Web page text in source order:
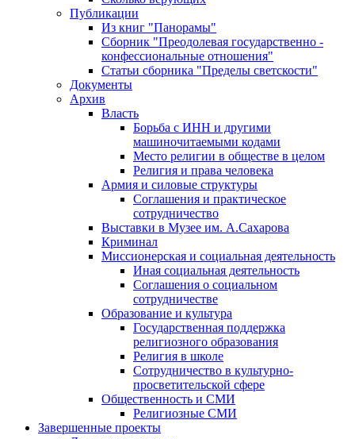
Публикации
Из книг "Панорамы"
Сборник "Преодолевая государственно -
конфессиональные отношения"
Статьи сборника "Пределы светскости"
Документы
Архив
Власть
Борьба с ИНН и другими
машиночитаемыми кодами
Место религии в обществе в целом
Религия и права человека
Армия и силовые структуры
Соглашения и практическое
сотрудничество
Выставки в Музее им. А.Сахарова
Криминал
Миссионерская и социальная деятельность
Иная социальная деятельность
Соглашения о социальном
сотрудничестве
Образование и культура
Государственная поддержка
религиозного образования
Религия в школе
Сотрудничество в культурно-
просветительской сфере
Общественность и СМИ
Религиозные СМИ
Завершенные проекты